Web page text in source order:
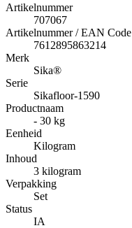
Artikelnummer
707067
Artikelnummer / EAN Code
7612895863214
Merk
Sika®
Serie
Sikafloor-1590
Productnaam
- 30 kg
Eenheid
Kilogram
Inhoud
3 kilogram
Verpakking
Set
Status
IA